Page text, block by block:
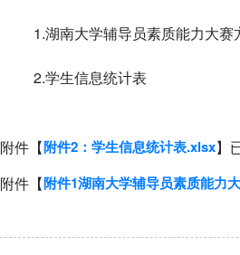
1.湖南大学辅导员素质能力大赛
2.学生信息统计表
附件【附件2：学生信息统计表.xlsx】
附件【附件1湖南大学辅导员素质能力